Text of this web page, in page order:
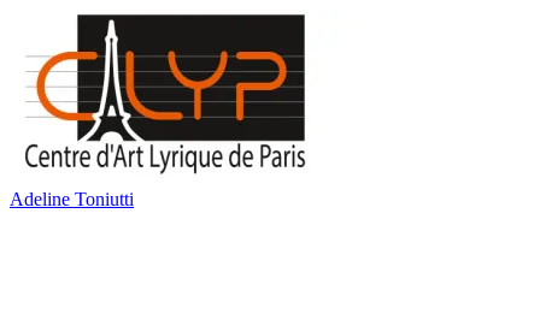
Adeline Toniutti